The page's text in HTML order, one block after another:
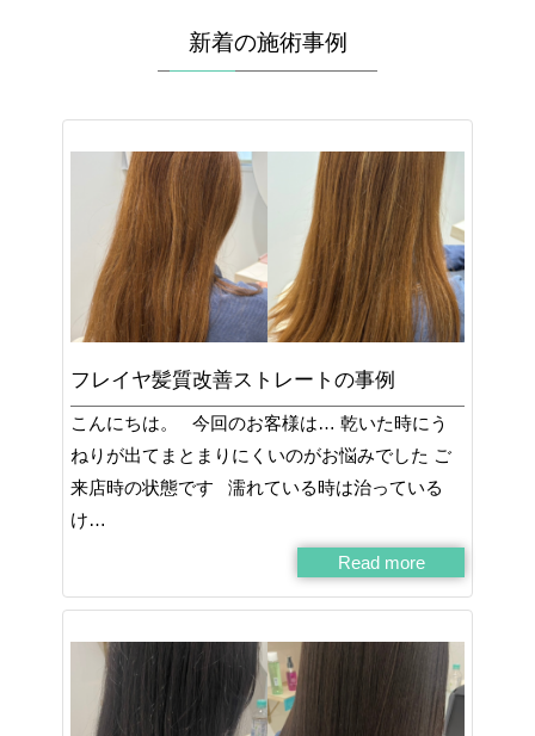
新着の施術事例
フレイヤ髪質改善ストレートの事例
こんにちは。 今回のお客様は… 乾いた時にう
ねりが出てまとまりにくいのがお悩みでした ご
来店時の状態です 濡れている時は治っている
け…
Read more